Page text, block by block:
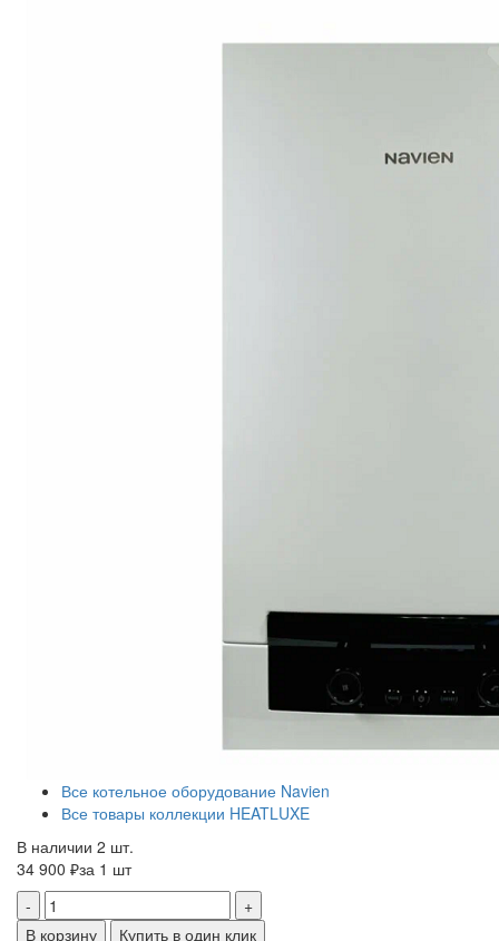
Все котельное оборудование Navien
Все товары коллекции HEATLUXE
В наличии 2 шт.
34 900 ₽за 1 шт
-
+
В корзину
Купить в один клик